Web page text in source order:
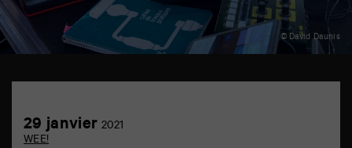
© David Daunis
Achetez
en
ligne
29 janvier 2021
WEE!